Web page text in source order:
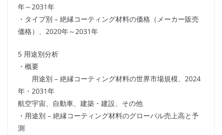
年～2031年
・タイプ別 – 絶縁コーティング材料の価格（メーカー販売
価格）、2020年～2031年
5 用途別分析
・概要
用途別 – 絶縁コーティング材料の世界市場規模、2024
年・2031年
航空宇宙、自動車、建築・建設、その他
・用途別 – 絶縁コーティング材料のグローバル売上高と予
測